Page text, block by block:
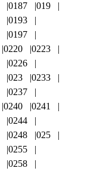
0187
019
0193
0197
0220
0223
0226
023
0233
0237
0240
0241
0244
0248
025
0255
0258